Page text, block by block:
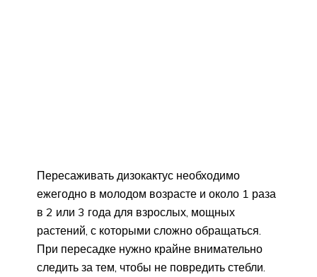
Пересаживать дизокактус необходимо
ежегодно в молодом возрасте и около 1 раза
в 2 или 3 года для взрослых, мощных
растений, с которыми сложно обращаться.
При пересадке нужно крайне внимательно
следить за тем, чтобы не повредить стебли.